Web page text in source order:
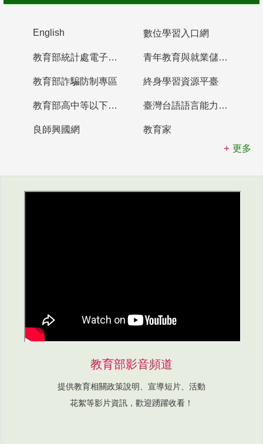
English 數位學習入口網
教育部統計處電子書櫃 青年教育與就業儲蓄帳戶
教育部詐騙防制專區 終身學習資源平臺
教育部高中等以下學校及幼兒園教師資格檢定考試 臺灣台語語言能力認證網站
良師興國網
教育家
更多
教育部影音頻道
提供教育相關政策說明、宣導短片、活動
花絮等影片資訊，歡迎踴躍收看！